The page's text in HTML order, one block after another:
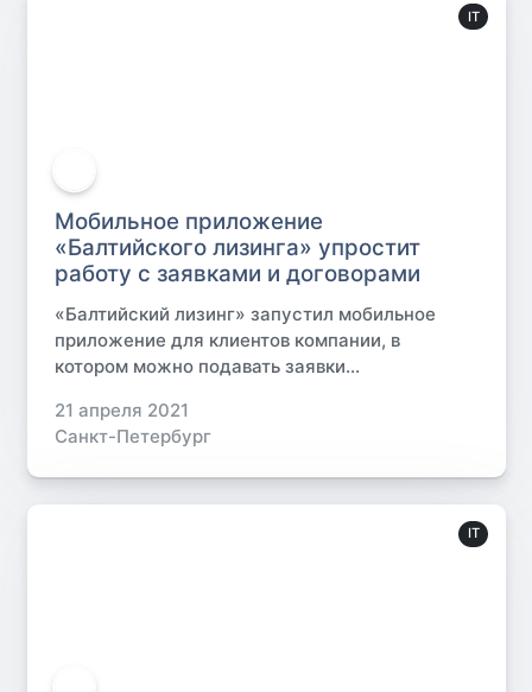
IT
Мобильное приложение
«Балтийского лизинга» упростит
работу с заявками и договорами
«Балтийский лизинг» запустил мобильное
приложение для клиентов компании, в
котором можно подавать заявки...
21 апреля 2021
Санкт-Петербург
IT